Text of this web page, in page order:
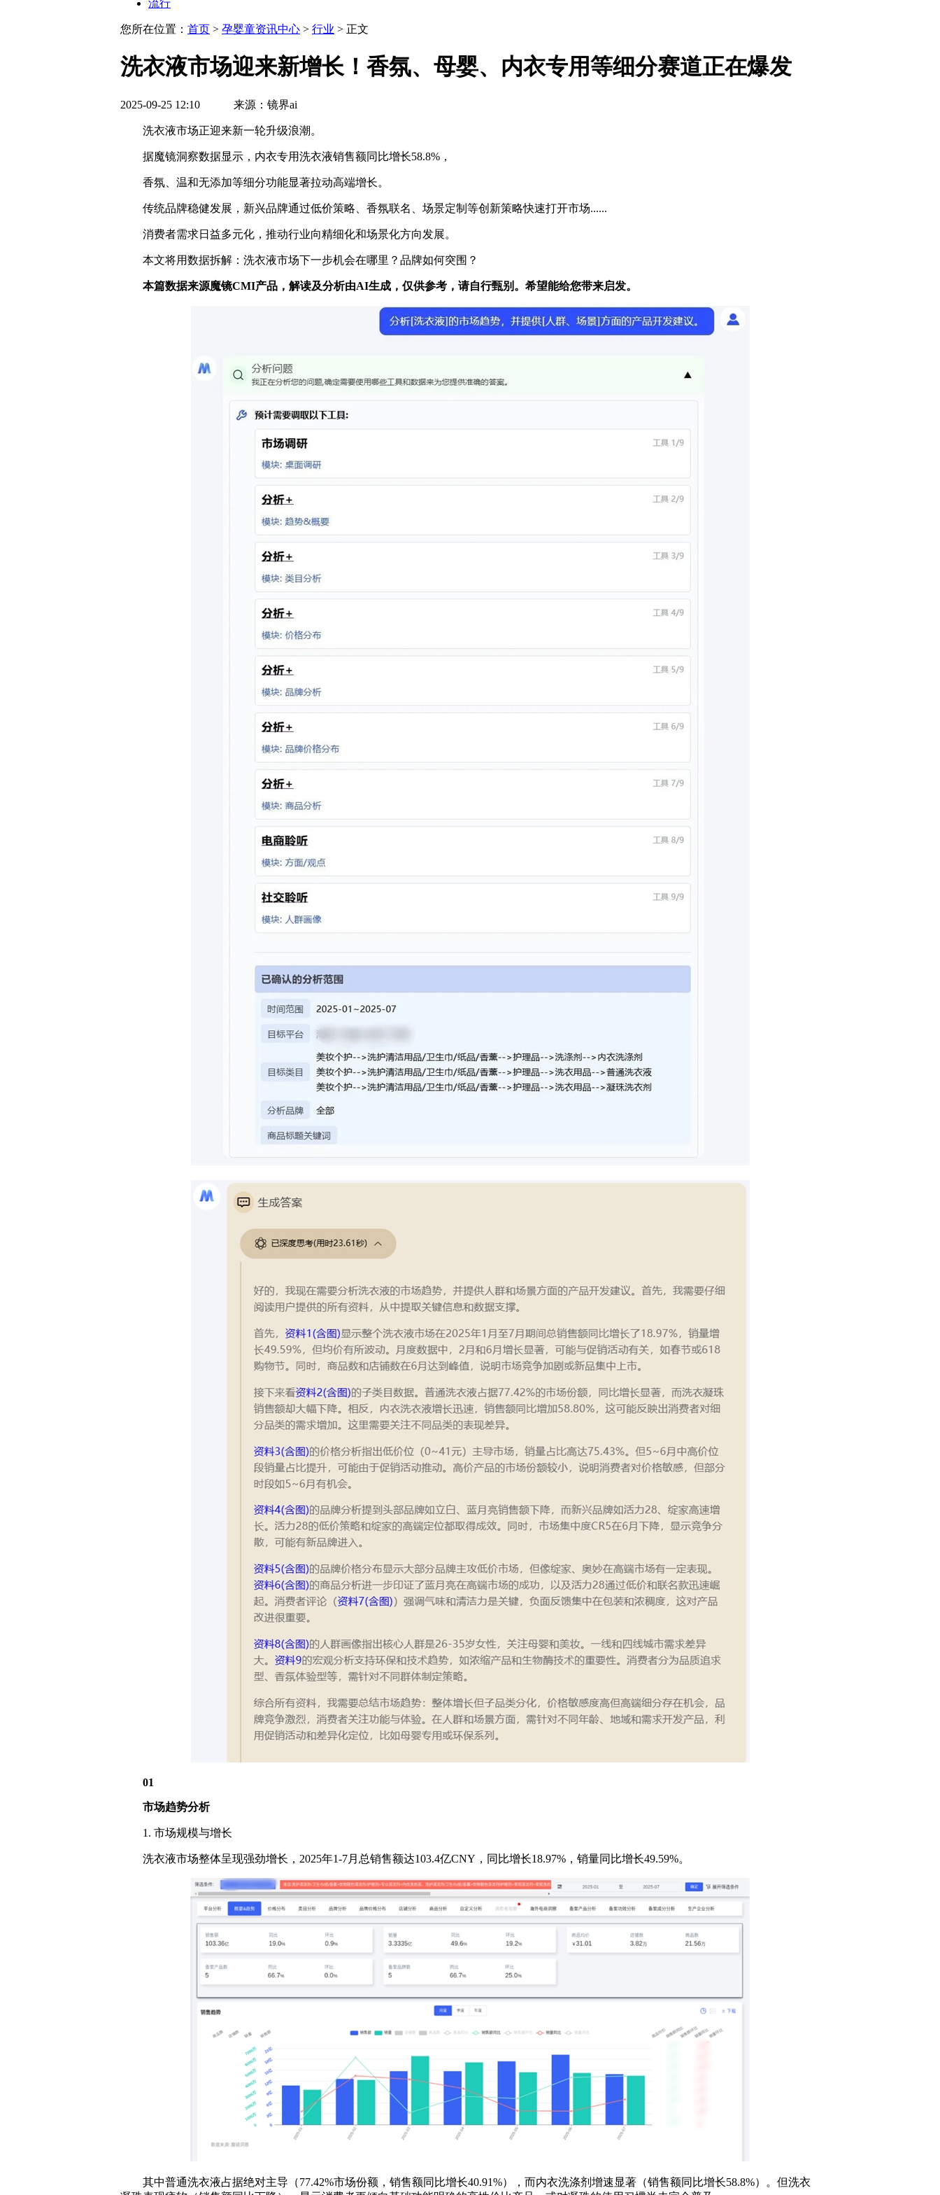
流行
您所在位置： 首页 > 孕婴童资讯中心 > 行业 > 正文
洗衣液市场迎来新增长！香氛、母婴、内衣专用等细分赛道正在爆发
2025-09-25 12:10 来源：镜界ai
洗衣液市场正迎来新一轮升级浪潮。
据魔镜洞察数据显示，内衣专用洗衣液销售额同比增长58.8%，
香氛、温和无添加等细分功能显著拉动高端增长。
传统品牌稳健发展，新兴品牌通过低价策略、香氛联名、场景定制等创新策略快速打开市场......
消费者需求日益多元化，推动行业向精细化和场景化方向发展。
本文将用数据拆解：洗衣液市场下一步机会在哪里？品牌如何突围？
本篇数据来源魔镜CMI产品，解读及分析由AI生成，仅供参考，请自行甄别。希望能给您带来启发。
01
市场趋势分析
1. 市场规模与增长
洗衣液市场整体呈现强劲增长，2025年1-7月总销售额达103.4亿CNY，同比增长18.97%，销量同比增长49.59%。
其中普通洗衣液占据绝对主导（77.42%市场份额，销售额同比增长40.91%），而内衣洗涤剂增速显著（销售额同比增长58.8%）。但洗衣